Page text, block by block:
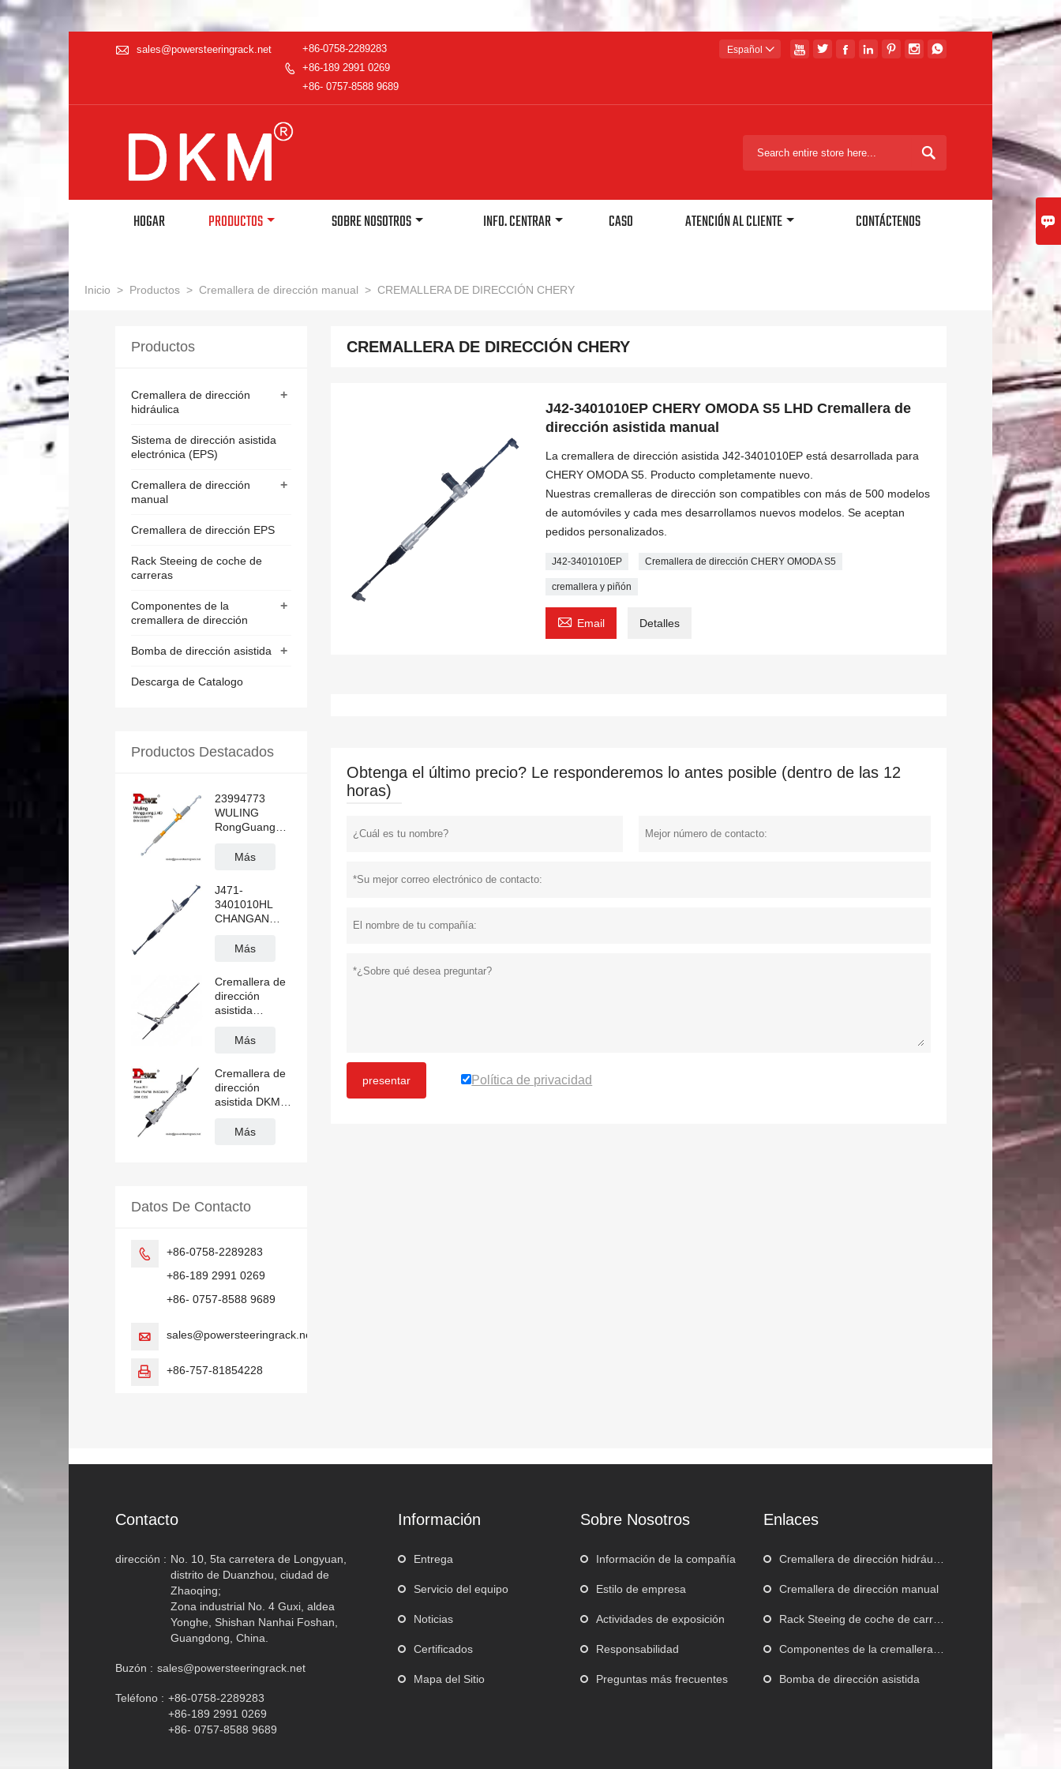

 sales@powersteeringrack.net

+86-0758-2289283
+86-189 2991 0269
+86- 0757-8588 9689
      
Español 

HOGAR PRODUCTOS SOBRE NOSOTROS INFO. CENTRAR CASO ATENCIÓN AL CLIENTE CONTÁCTENOS
Inicio > Productos > Cremallera de dirección manual > CREMALLERA DE DIRECCIÓN CHERY
CREMALLERA DE DIRECCIÓN CHERY
J42-3401010EP CHERY OMODA S5 LHD Cremallera de
dirección asistida manual
La cremallera de dirección asistida J42-3401010EP está desarrollada para
CHERY OMODA S5. Producto completamente nuevo.
Nuestras cremalleras de dirección son compatibles con más de 500 modelos
de automóviles y cada mes desarrollamos nuevos modelos. Se aceptan
pedidos personalizados.
J42-3401010EP Cremallera de dirección CHERY OMODA S5
cremallera y piñón
 Email Detalles
Obtenga el último precio? Le responderemos lo antes posible (dentro de las 12
horas)
presentar Política de privacidad
Productos
+
Cremallera de dirección
hidráulica
Sistema de dirección asistida
electrónica (EPS)
+
Cremallera de dirección
manual
Cremallera de dirección EPS
Rack Steeing de coche de
carreras
+
Componentes de la
cremallera de dirección
+
Bomba de dirección asistida
Descarga de Catalogo
Productos Destacados
23994773
WULING
RongGuang
Cremallera de
asistida
hidráulica
Más
J471-
3401010HL
CHANGAN
Cremallera de
asistida
manual para
volante a la
izquierda
Más
Cremallera de
dirección
asistida
para Transit
Más
Cremallera de
dirección
asistida DKM
1830217
Más
Datos De Contacto

+86-0758-2289283
+86-189 2991 0269
+86- 0757-8588 9689
 sales@powersteeringrack.net
 +86-757-81854228
Contacto
dirección : No. 10, 5ta carretera de Longyuan,
distrito de Duanzhou, ciudad de
Zhaoqing;
Zona industrial No. 4 Guxi, aldea
Yonghe, Shishan Nanhai Foshan,
Guangdong, China.
Buzón : sales@powersteeringrack.net
Teléfono : +86-0758-2289283
+86-189 2991 0269
+86- 0757-8588 9689
Información
Entrega
Servicio del equipo
Noticias
Certificados
Mapa del Sitio
Sobre Nosotros
Información de la compañía
Estilo de empresa
Actividades de exposición
Responsabilidad
Preguntas más frecuentes
Enlaces
Cremallera de dirección hidráulica
Cremallera de dirección manual
Rack Steeing de coche de carreras
Componentes de la cremallera de dirección
Bomba de dirección asistida